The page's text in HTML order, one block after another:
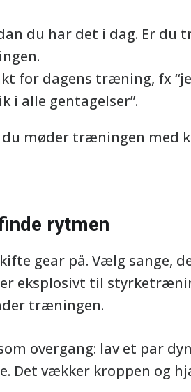
du har det i dag. Er du
for dagens træning, fx
i alle gentagelser”.
du møder træningen med
rytmen
gear på. Vælg sange,
eksplosivt til
træningen.
overgang: lav et par
Det vækker kroppen og